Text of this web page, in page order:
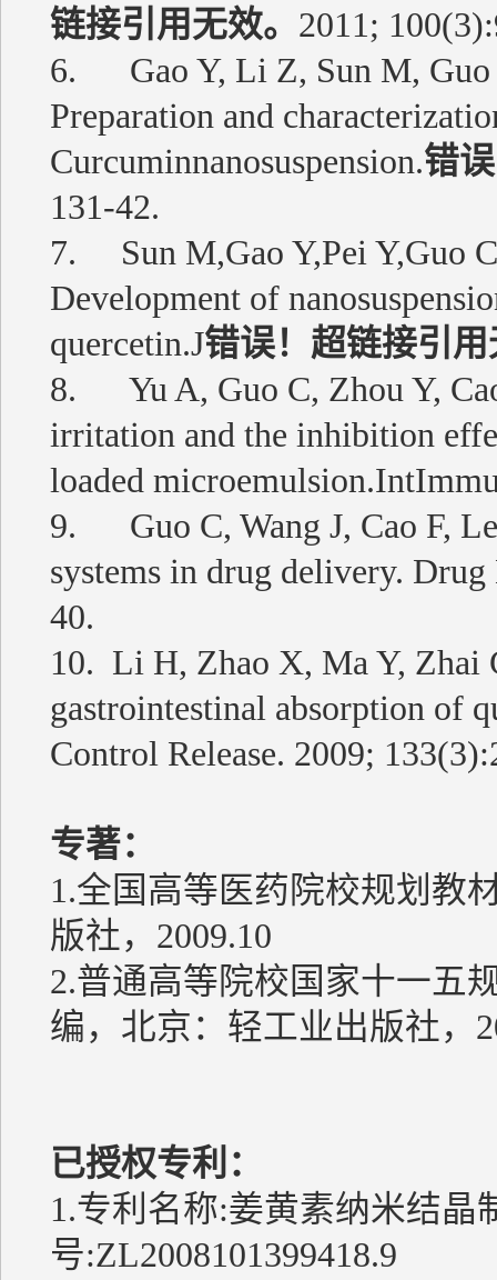
链接引用无效。 2011;
6. Gao Y, Li Z, Sun M, Guo
Preparation and
Curcuminnanosuspension.错
131-42.
7. Sun M,Gao Y,Pei Y,Guo C
Development of
quercetin.J错误！超链接引
8. Yu A, Guo C, Zhou Y,
irritation and the inhibition
loaded microemulsion.
9. Guo C, Wang J, Cao F,
systems in drug delivery.
40.
10. Li H, Zhao X, Ma Y, Zhai
gastrointestinal absorption of
Control Release. 2009;
专著：
1.全国高等医药院校规划教
版社，2009.10
2.普通高等院校国家十一五
编，北京：轻工业出版社，
已授权专利：
1.专利名称:姜黄素纳米结晶
号:ZL2008101399418.9